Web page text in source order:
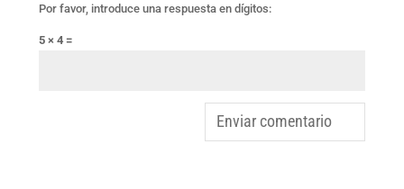
Por favor, introduce una respuesta en dígitos:
5 × 4 =